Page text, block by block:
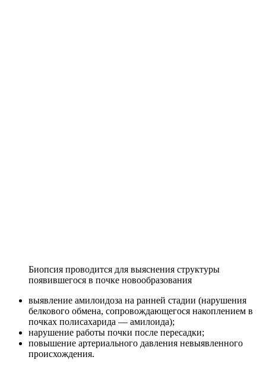
Биопсия проводится для выяснения структуры
появившегося в почке новообразования
выявление амилоидоза на ранней стадии (нарушения
белкового обмена, сопровождающегося накоплением в
почках полисахарида — амилоида);
нарушение работы почки после пересадки;
повышение артериального давления невыявленного
происхождения.